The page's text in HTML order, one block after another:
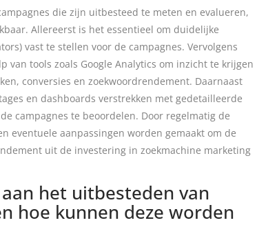
die zijn uitbesteed te meten en evalueren,
Allereerst is het essentieel om duidelijke
vast te stellen voor de campagnes. Vervolgens
van tools zoals Google Analytics om inzicht te krijgen
conversies en zoekwoordrendement. Daarnaast
en dashboards verstrekken met gedetailleerde
campagnes te beoordelen. Door regelmatig de
eventuele aanpassingen worden gemaakt om de
uit de investering in zoekmachine marketing
het uitbesteden van
hoe kunnen deze worden